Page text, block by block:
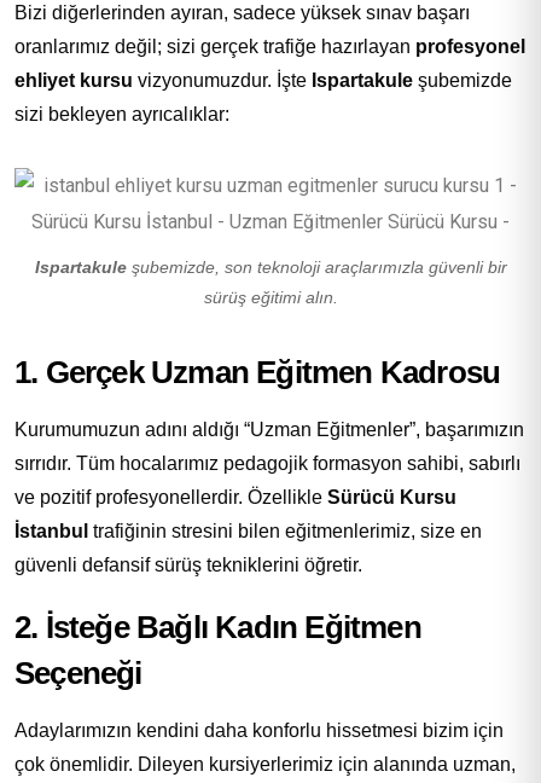
Bizi diğerlerinden ayıran, sadece yüksek sınav başarı
oranlarımız değil; sizi gerçek trafiğe hazırlayan profesyonel
ehliyet kursu vizyonumuzdur. İşte Ispartakule şubemizde
sizi bekleyen ayrıcalıklar:
Ispartakuleşubemizde, son teknoloji araçlarımızla güvenli bir
sürüş eğitimi alın.
1. Gerçek Uzman Eğitmen Kadrosu
Kurumumuzun adını aldığı “Uzman Eğitmenler”, başarımızın
sırrıdır. Tüm hocalarımız pedagojik formasyon sahibi, sabırlı
ve pozitif profesyonellerdir. Özellikle Sürücü Kursu
İstanbul trafiğinin stresini bilen eğitmenlerimiz, size en
güvenli defansif sürüş tekniklerini öğretir.
2. İsteğe Bağlı Kadın Eğitmen
Seçeneği
Adaylarımızın kendini daha konforlu hissetmesi bizim için
çok önemlidir. Dileyen kursiyerlerimiz için alanında uzman,